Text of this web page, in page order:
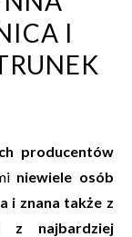
I
producentów
niewiele osób
i znana także z
z najbardziej